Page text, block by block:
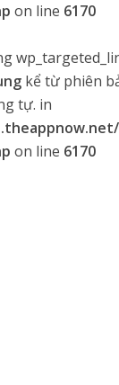
on line 6170
kể từ phiên
tự. in
on line 6170